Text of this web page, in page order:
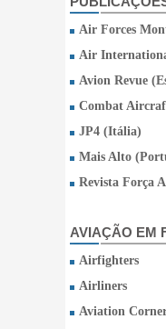
Air Forces
Air
Avion Revue
Combat
JP4 (Itália)
Mais Alto
Revista Força
AVIAÇÃO EM
Airfighters
Airliners
Aviation